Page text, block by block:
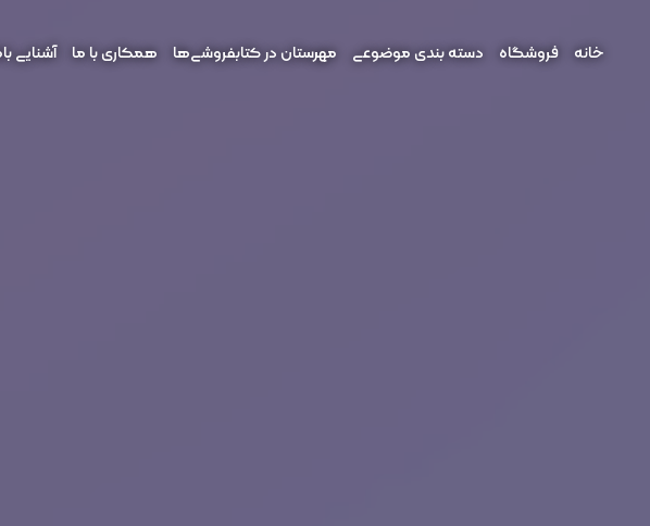
خانه فروشگاه دسته بندی موضوعی مهرستان در کتابفروشی‌ها همکاری با ما آشنایی